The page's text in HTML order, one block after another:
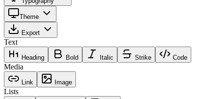
Theme
Export
Text
Heading Bold Italic Strike Code
Media
Link Image
Lists